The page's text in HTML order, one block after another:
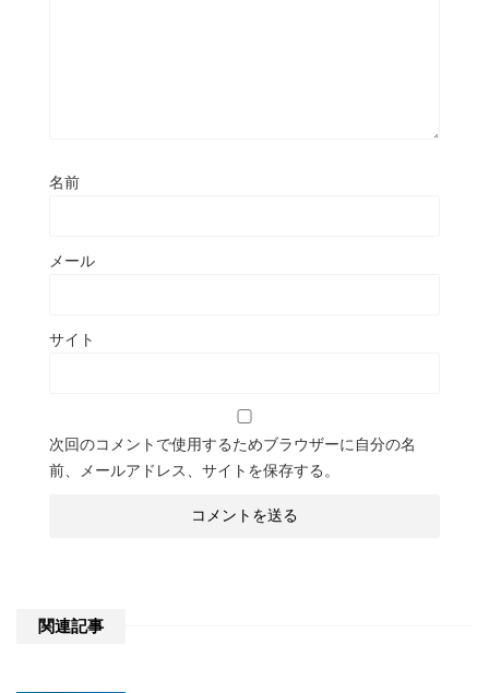
名前
メール
サイト
次回のコメントで使用するためブラウザーに自分の名
前、メールアドレス、サイトを保存する。
関連記事